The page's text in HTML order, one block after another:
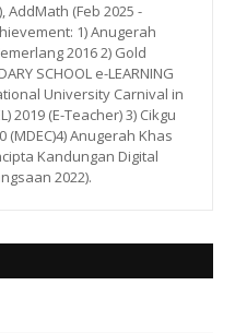
AddMath (Feb 2025 -
1) Anugerah
2016 2) Gold
SCHOOL e-LEARNING
University Carnival in
2019 (E-Teacher) 3) Cikgu
(MDEC)4) Anugerah Khas
Kandungan Digital
2022).